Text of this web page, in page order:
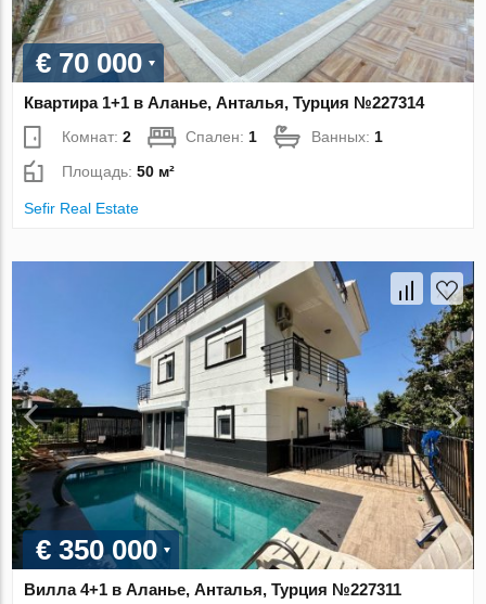
€ 70 000
Квартира 1+1 в Аланье, Анталья, Турция №227314
Комнат:2 Спален:1 Ванных:1
Площадь:50 м²
Sefir Real Estate
€ 350 000
Вилла 4+1 в Аланье, Анталья, Турция №227311